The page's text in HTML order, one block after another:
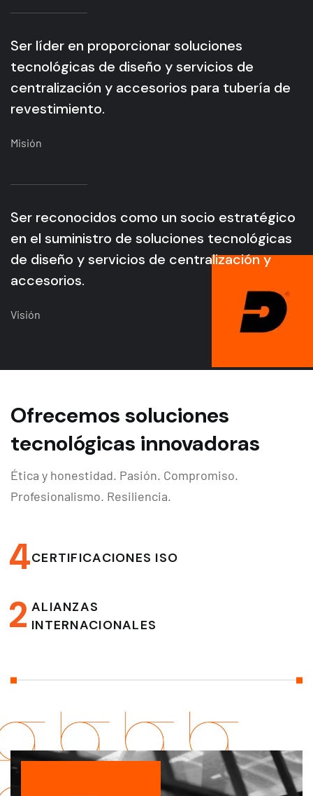
Ser líder en proporcionar soluciones
tecnológicas de diseño y servicios de
centralización y accesorios para tubería de
revestimiento.
Misión
Ser reconocidos como un socio estratégico
en el suministro de soluciones tecnológicas
de diseño y servicios de centralización y
accesorios.
Visión
Ofrecemos soluciones
tecnológicas innovadoras
Ética y honestidad. Pasión. Compromiso.
Profesionalismo. Resiliencia.
4CERTIFICACIONES ISO
2 ALIANZAS
INTERNACIONALES